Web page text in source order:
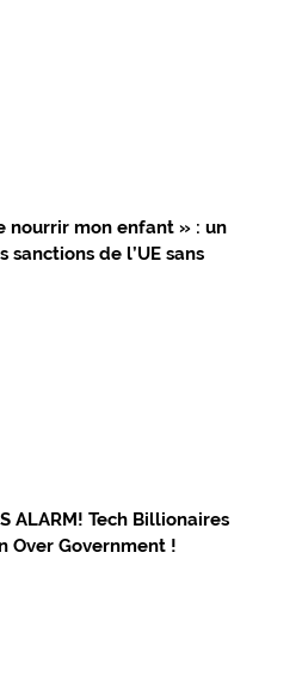
nourrir mon enfant » : un
de l’UE sans
ALARM! Tech Billionaires
Over Government !